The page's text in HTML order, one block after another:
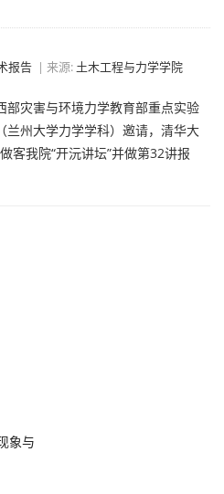
报告 | 来源: 土木工程与力学学院
灾害与环境力学教育部重点实验
兰州大学力学学科）邀请，清华大
客我院“开沅讲坛”并做第32讲报
象与